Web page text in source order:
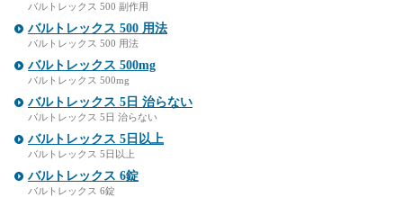
バルトレックス 500 副作用
バルトレックス 500 用法
バルトレックス 500 用法
バルトレックス 500mg
バルトレックス 500mg
バルトレックス 5日 治らない
バルトレックス 5日 治らない
バルトレックス 5日以上
バルトレックス 5日以上
バルトレックス 6錠
バルトレックス 6錠